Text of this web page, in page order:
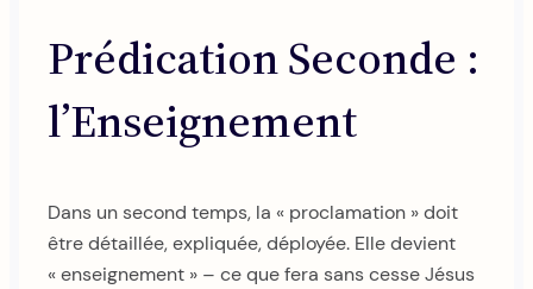
Prédication Seconde :
l’Enseignement
Dans un second temps, la « proclamation » doit
être détaillée, expliquée, déployée. Elle devient
« enseignement » – ce que fera sans cesse Jésus